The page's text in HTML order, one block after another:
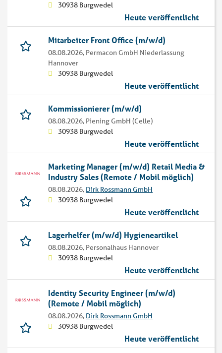
30938 Burgwedel
Heute veröffentlicht
Mitarbeiter Front Office (m/w/d)
08.08.2026, Permacon GmbH Niederlassung
Hannover
30938 Burgwedel
Heute veröffentlicht
Kommissionierer (m/w/d)
08.08.2026, Piening GmbH (Celle)
30938 Burgwedel
Heute veröffentlicht
Marketing Manager (m/w/d) Retail Media &
Industry Sales (Remote / Mobil möglich)
08.08.2026, Dirk Rossmann GmbH
30938 Burgwedel
Heute veröffentlicht
Lagerhelfer (m/w/d) Hygieneartikel
08.08.2026, Personalhaus Hannover
30938 Burgwedel
Heute veröffentlicht
Identity Security Engineer (m/w/d)
(Remote / Mobil möglich)
08.08.2026, Dirk Rossmann GmbH
30938 Burgwedel
Heute veröffentlicht